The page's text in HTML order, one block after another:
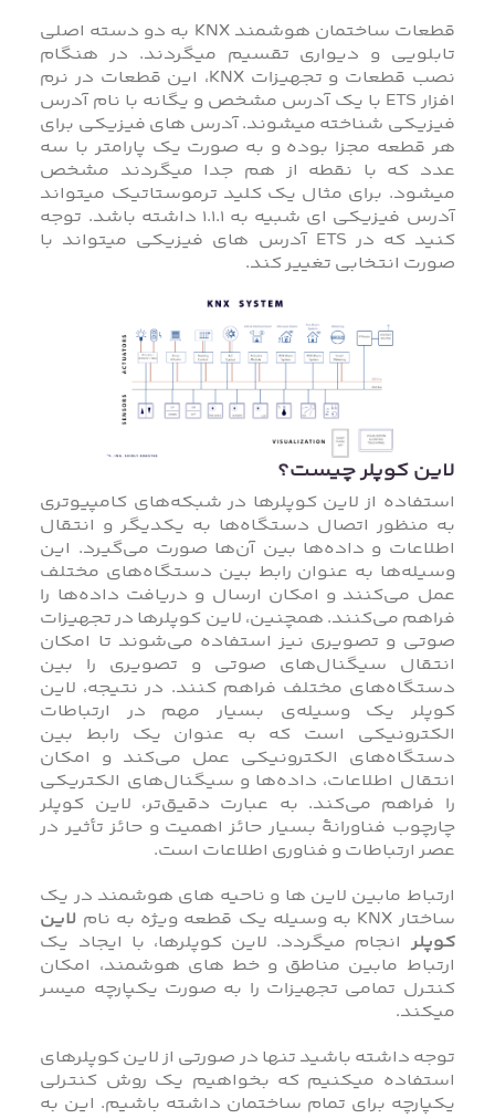
قطعات ساختمان هوشمند KNX به دو دسته اصلی
تابلویی و دیواری تقسیم میگردند. در هنگام
نصب قطعات و تجهیزات KNX، این قطعات در نرم
افزار ETS با یک آدرس مشخص و یگانه با نام آدرس
فیزیکی شناخته میشوند. آدرس های فیزیکی برای
هر قطعه مجزا بوده و به صورت یک پارامتر با سه
عدد که با نقطه از هم جدا میگردند مشخص
میشود. برای مثال یک کلید ترموستاتیک میتواند
آدرس فیزیکی ای شبیه به 1.1.1 داشته باشد. توجه
کنید که در ETS آدرس های فیزیکی میتواند با
صورت انتخابی تغییر کند.
لاین کوپلر چیست؟
استفاده از لاین کوپلرها در شبکه‌های کامپیوتری
به منظور اتصال دستگاه‌ها به یکدیگر و انتقال
اطلاعات و داده‌ها بین آن‌ها صورت می‌گیرد. این
وسیله‌ها به عنوان رابط بین دستگاه‌های مختلف
عمل می‌کنند و امکان ارسال و دریافت داده‌ها را
فراهم می‌کنند. همچنین، لاین کوپلرها در تجهیزات
صوتی و تصویری نیز استفاده می‌شوند تا امکان
انتقال سیگنال‌های صوتی و تصویری را بین
دستگاه‌های مختلف فراهم کنند. در نتیجه، لاین
کوپلر یک وسیله‌ی بسیار مهم در ارتباطات
الکترونیکی است که به عنوان یک رابط بین
دستگاه‌های الکترونیکی عمل می‌کند و امکان
انتقال اطلاعات، داده‌ها و سیگنال‌های الکتریکی
را فراهم می‌کند. به عبارت دقیق‌تر، لاین کوپلر
چارچوب فناورانۀ بسیار حائز اهمیت و حائز تأثیر در
عصر ارتباطات و فناوری اطلاعات است.
ارتباط مابین لاین ها و ناحیه های هوشمند در یک
ساختار KNX به وسیله یک قطعه ویژه به نام
لاین
کوپلر انجام میگردد. لاین کوپلرها، با ایجاد یک
ارتباط مابین مناطق و خط های هوشمند، امکان
کنترل تمامی تجهیزات را به صورت یکپارچه میسر
میکند.
توجه داشته باشید تنها در صورتی از لاین کوپلرهای
استفاده میکنیم که بخواهیم یک روش کنترلی
یکپارچه برای تمام ساختمان داشته باشیم. این به